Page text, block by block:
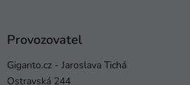
Provozovatel
Giganto.cz - Jaroslava Tichá
Ostravská 244